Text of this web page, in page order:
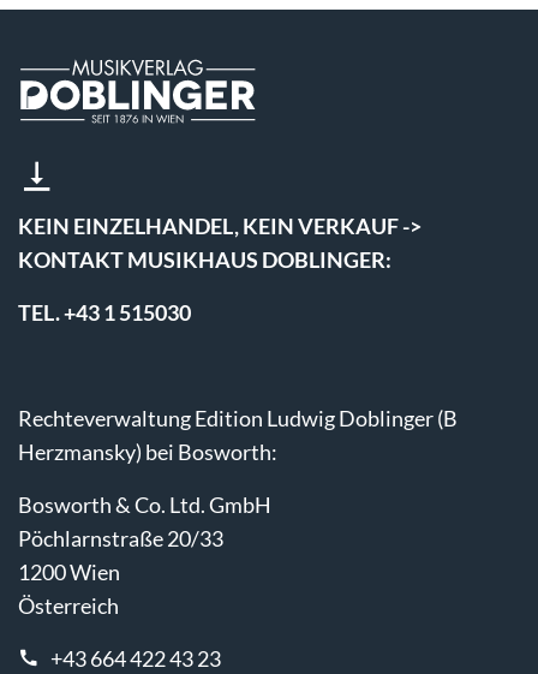
KEIN EINZELHANDEL, KEIN VERKAUF ->
KONTAKT MUSIKHAUS DOBLINGER:
TEL. +43 1 515030
Rechteverwaltung Edition Ludwig Doblinger (B
Herzmansky) bei Bosworth:
Bosworth & Co. Ltd. GmbH
Pöchlarnstraße 20/33
1200 Wien
Österreich
+43 664 422 43 23